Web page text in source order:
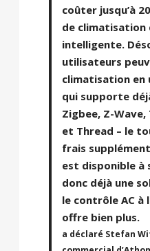
coûter jusqu’à
de climatisation
intelligente.
utilisateurs
climatisation en
qui supporte
Zigbee, Z-Wave,
et Thread – le
frais
est disponible à
donc déjà une
le contrôle AC à
offre bien plus.
a déclaré Stefan